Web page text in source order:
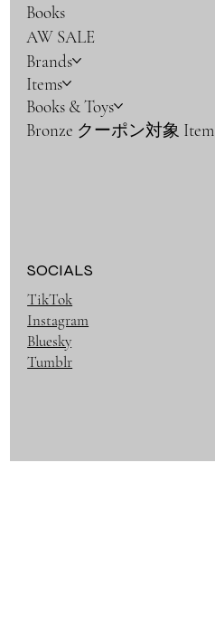
Books
AW SALE
Brands
Items
Books & Toys
Bronze クーポン対象 Item
SOCIALS
TikTok
Instagram
Bluesky
Tumblr